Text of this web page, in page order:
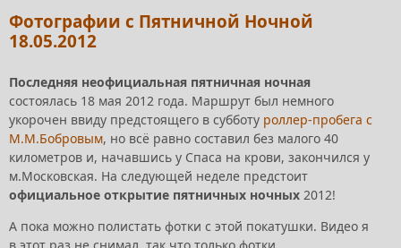
Фотографии с Пятничной Ночной
18.05.2012
Последняя неофициальная пятничная ночная
состоялась 18 мая 2012 года. Маршрут был немного
укорочен ввиду предстоящего в субботу роллер-пробега с
М.М.Бобровым, но всё равно составил без малого 40
километров и, начавшись у Спаса на крови, закончился у
м.Московская. На следующей неделе предстоит
официальное открытие пятничных ночных 2012!
А пока можно полистать фотки с этой покатушки. Видео я